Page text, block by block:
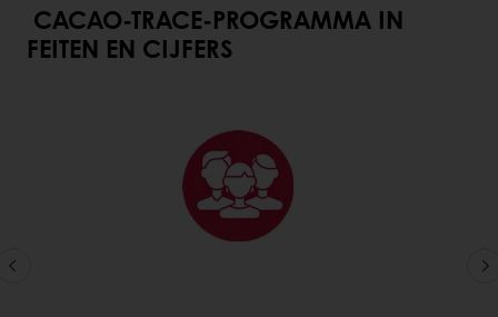
CACAO-TRACE-PROGRAMMA IN
FEITEN EN CIJFERS